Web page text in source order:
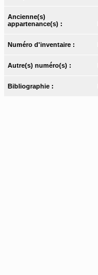
Ancienne(s)
appartenance(s) :
Numéro d'inventaire :
Autre(s) numéro(s) :
Bibliographie :